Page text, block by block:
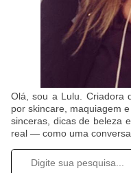
Olá, sou a Lulu. Criadora
por skincare, maquiagem
sinceras, dicas de beleza
real — como uma